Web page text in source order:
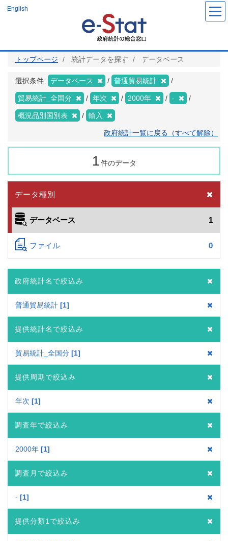
ツ
English
トップページ 統計データを探す データベース
選択条件: データベース 普通貿易統計
貿易統計_全国分 年次 2000年 -
概況品別国別表 輸入
政府統計一覧に戻る（すべて解除）
1 件のデータ
データ種別
データベース 1
ファイル 0
政府統計名で絞込み
普通貿易統計 1
提供統計名で絞込み
貿易統計_全国分 1
提供周期で絞込み
年次 1
調査年で絞込み
2000年 1
調査月で絞込み
- 1
提供分類1で絞込み